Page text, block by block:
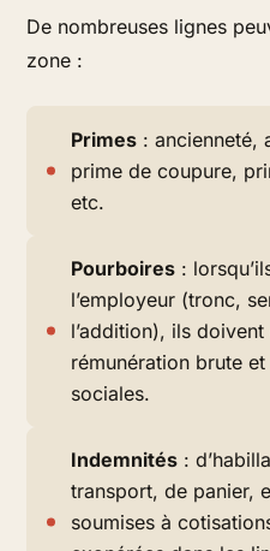
De nombreuses lignes
zone :
Primes : ancienneté,
prime de coupure,
etc.
Pourboires :
l’employeur (tronc,
l’addition), ils
rémunération brute
sociales.
Indemnités :
transport, de panier,
soumises à